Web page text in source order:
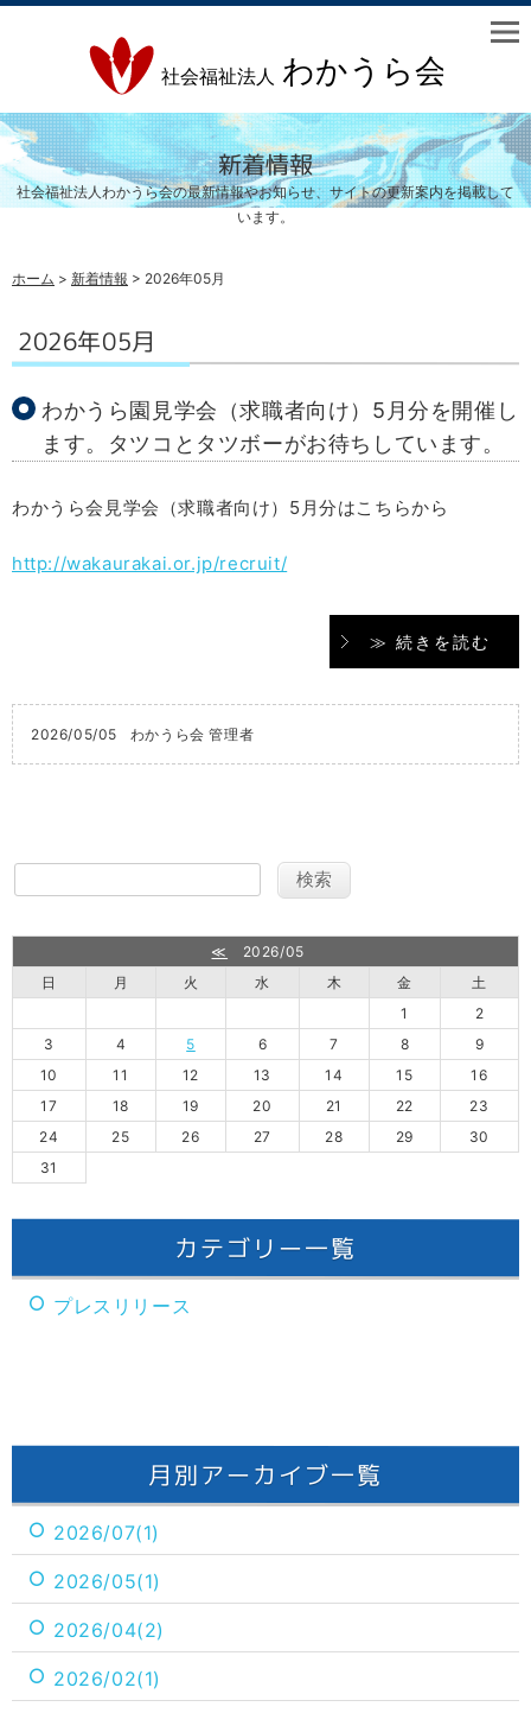
新着情報
社会福祉法人わかうら会の最新情報やお知らせ、サイトの更新案内を掲載して
います。
ホーム > 新着情報 > 2026年05月
2026年05月
わかうら園見学会（求職者向け）5月分を開催し
ます。タツコとタツボーがお待ちしています。
わかうら会見学会（求職者向け）5月分はこちらから
http://wakaurakai.or.jp/recruit/
≫ 続きを読む
2026/05/05 わかうら会 管理者
≪
2026/05
日
月 火 水 木 金
土
1
2
3
4 5 6 7 8
9
10
11 12 13 14 15
16
17
18 19 20 21 22
23
24
25 26 27 28 29
30
31
カテゴリー一覧
プレスリリース
月別アーカイブ一覧
2026/07(1)
2026/05(1)
2026/04(2)
2026/02(1)